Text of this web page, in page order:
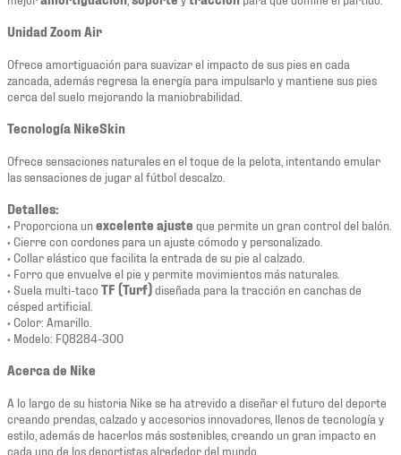
Unidad Zoom Air
Ofrece amortiguación para suavizar el impacto de sus pies en cada
zancada, además regresa la energía para impulsarlo y mantiene sus pies
cerca del suelo mejorando la maniobrabilidad.
Tecnología NikeSkin
Ofrece sensaciones naturales en el toque de la pelota, intentando emular
las sensaciones de jugar al fútbol descalzo.
Detalles:
• Proporciona unexcelente ajuste que permite un gran control del balón.
• Cierre con cordones para un ajuste cómodo y personalizado.
• Collar elástico que facilita la entrada de su pie al calzado.
• Forro que envuelve el pie y permite movimientos más naturales.
• Suela multi-taco TF (Turf)diseñada para la tracción en canchas de
césped artificial.
• Color: Amarillo.
• Modelo: FQ8284-300
Acerca de Nike
A lo largo de su historia Nike se ha atrevido a diseñar el futuro del deporte
creando prendas, calzado y accesorios innovadores, llenos de tecnología y
estilo, además de hacerlos más sostenibles, creando un gran impacto en
cada uno de los deportistas alrededor del mundo.